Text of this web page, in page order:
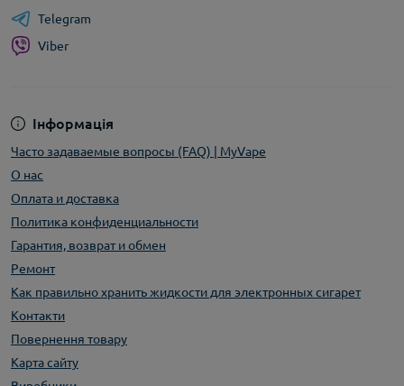
Інформація
Часто задаваемые вопросы (FAQ) | MyVape
О нас
Оплата и доставка
Политика конфиденциальности
Гарантия, возврат и обмен
Ремонт
Как правильно хранить жидкости для электронных сигарет
Контакти
Повернення товару
Карта сайту
Telegram
Viber